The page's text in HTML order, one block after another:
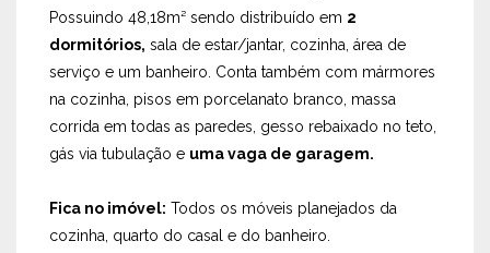
Possuindo 48,18m² sendo distribuído em 2
dormitórios, sala de estar/jantar, cozinha, área de
serviço e um banheiro. Conta também com mármores
na cozinha, pisos em porcelanato branco, massa
corrida em todas as paredes, gesso rebaixado no teto,
gás via tubulação e uma vaga de garagem.
Fica no imóvel: Todos os móveis planejados da
cozinha, quarto do casal e do banheiro.